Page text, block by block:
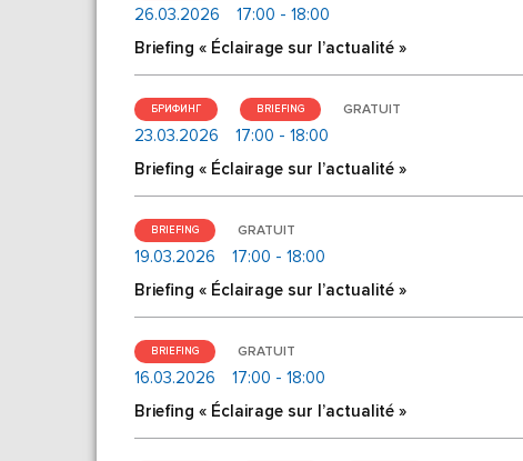
26.03.2026
17:00 - 18:00
Briefing « Éclairage sur l’actualité »
БРИФИНГ BRIEFING GRATUIT
23.03.2026
17:00 - 18:00
Briefing « Éclairage sur l’actualité »
BRIEFING GRATUIT
19.03.2026
17:00 - 18:00
Briefing « Éclairage sur l’actualité »
BRIEFING GRATUIT
16.03.2026
17:00 - 18:00
Briefing « Éclairage sur l’actualité »